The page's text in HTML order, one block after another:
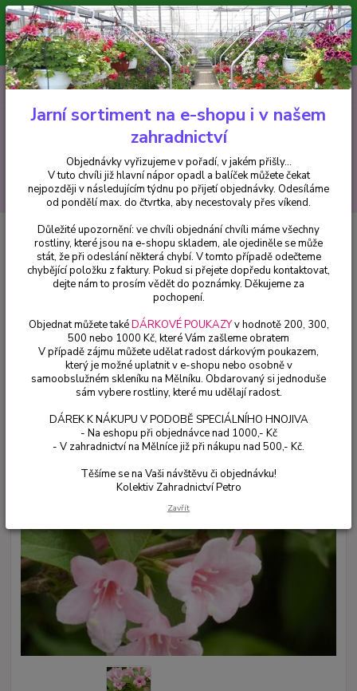
Minimální hodnota pro odeslání z e-shopu je 300 Kč.
V tuto chvíli již hlavní nápor objednávek opadl a balíček můžete čekat
nejpozději v následujícím týdnu po přijetí objednávky. Objednávky
vyřizujeme v pořadí, v jakém přišly...
CZK
Hledat
+420 602 223 614 0ks
za0 Kč
Okrasné keře
Vajgélie (Weigela Splendit) - cena za kus v 3-
kusovém balení
Vajgélie (Weigela Splendit) -
cena za kus v 3-kusovém balení
Jarní sortiment na e-shopu i v našem
zahradnictví
Objednávky vyřizujeme v pořadí, v jakém přišly...
V tuto chvíli již hlavní nápor opadl a balíček můžete čekat
nejpozději v následujícím týdnu po přijetí objednávky. Odesíláme
od pondělí max. do čtvrtka, aby necestovaly přes víkend.
Důležité upozornění: ve chvíli objednání chvíli máme všechny
rostliny, které jsou na e-shopu skladem, ale ojediněle se může
stát, že při odeslání některá chybí. V tomto případě odečteme
chybějící položku z faktury. Pokud si přejete dopředu kontaktovat,
dejte nám to prosím vědět do poznámky. Děkujeme za
pochopení.
Objednat můžete takéDÁRKOVÉ POUKAZYv hodnotě 200, 300,
500 nebo 1000 Kč, které Vám zašleme obratem
V případě zájmu můžete udělat radost dárkovým poukazem,
který je možné uplatnit v e-shopu nebo osobně v
samoobslužném skleníku na Mělníku. Obdarovaný si jednoduše
sám vybere rostliny, které mu udělají radost.
DÁREK K NÁKUPU V PODOBĚ SPECIÁLNÍHO HNOJIVA
- Na eshopu při objednávce nad 1000,- Kč
- V zahradnictví na Mělníce již při nákupu nad 500,- Kč.
Těšíme se na Vaši návštěvu či objednávku!
Kolektiv Zahradnictví Petro
Zavřít